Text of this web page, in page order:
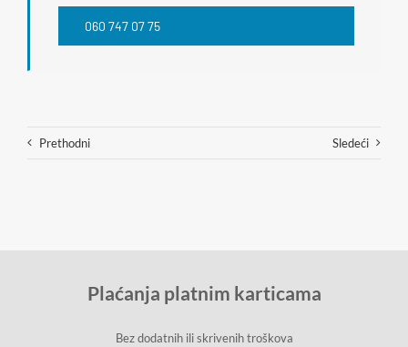
060 747 07 75
Prethodni Sledeći
Plaćanja platnim karticama
Bez dodatnih ili skrivenih troškova